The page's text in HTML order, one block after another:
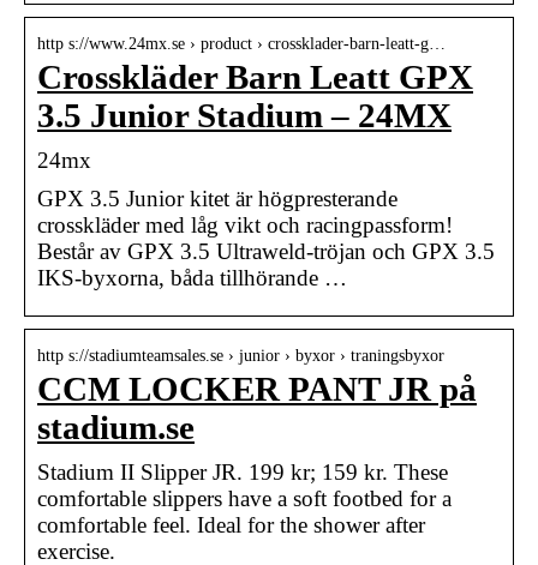
http s://www.24mx.se › product › crossklader-barn-leatt-g…
Crosskläder Barn Leatt GPX
3.5 Junior Stadium – 24MX
24mx
GPX 3.5 Junior kitet är högpresterande
crosskläder med låg vikt och racingpassform!
Består av GPX 3.5 Ultraweld-tröjan och GPX 3.5
IKS-byxorna, båda tillhörande …
http s://stadiumteamsales.se › junior › byxor › traningsbyxor
CCM LOCKER PANT JR på
stadium.se
Stadium II Slipper JR. 199 kr; 159 kr. These
comfortable slippers have a soft footbed for a
comfortable feel. Ideal for the shower after
exercise.